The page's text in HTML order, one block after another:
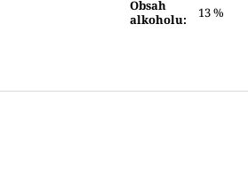
Obsah
alkoholu: 13 %